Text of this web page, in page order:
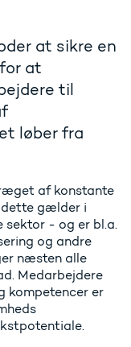
at sikre en
at
til
løber fra
af konstante
dette gælder i
sektor - og er bl.a.
og andre
næsten alle
Medarbejdere
kompetencer er